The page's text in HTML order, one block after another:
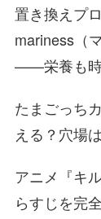
置き換えプ
mariness（
——栄養も時
たまごっち
える？穴場
アニメ『キ
らすじを完